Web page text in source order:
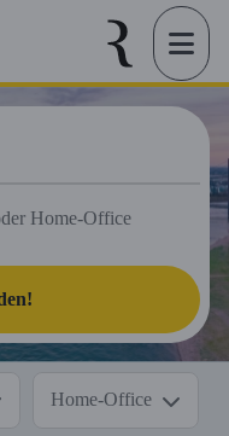
Home-Office